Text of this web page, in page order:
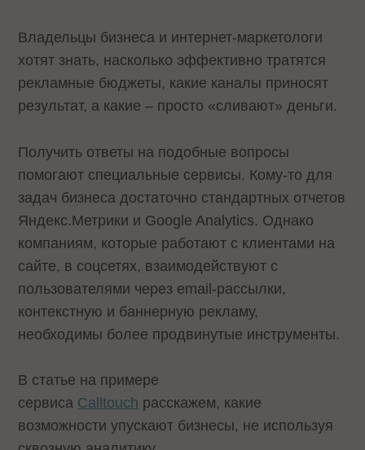
Владельцы бизнеса и интернет-маркетологи
хотят знать, насколько эффективно тратятся
рекламные бюджеты, какие каналы приносят
результат, а какие – просто «сливают» деньги.
Получить ответы на подобные вопросы
помогают специальные сервисы. Кому-то для
задач бизнеса достаточно стандартных отчетов
Яндекс.Метрики и Google Analytics. Однако
компаниям, которые работают с клиентами на
сайте, в соцсетях, взаимодействуют с
пользователями через email-рассылки,
контекстную и баннерную рекламу,
необходимы более продвинутые инструменты.
В статье на примере
сервиса Calltouch расскажем, какие
возможности упускают бизнесы, не используя